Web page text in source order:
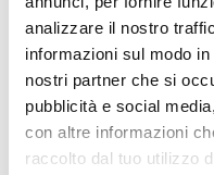
analizzare il nostro
informazioni sul modo
nostri partner che si
pubblicità e social
con altre informazioni
raccolto dal tuo utilizzo
Materiale
Nitrato di
cellulosa
47
Sterilità
Sì